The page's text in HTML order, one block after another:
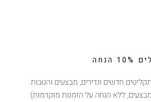
חדשים ונדירים, מבצעים והטבות
ללא הנחה על הזמנות מוקדמות)